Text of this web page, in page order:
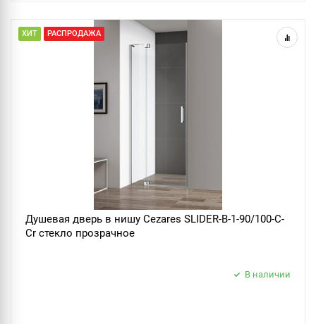
ХИТ РАСПРОДАЖА
Душевая дверь в нишу Cezares SLIDER-B-1-90/100-C-
Cr стекло прозрачное
В наличии